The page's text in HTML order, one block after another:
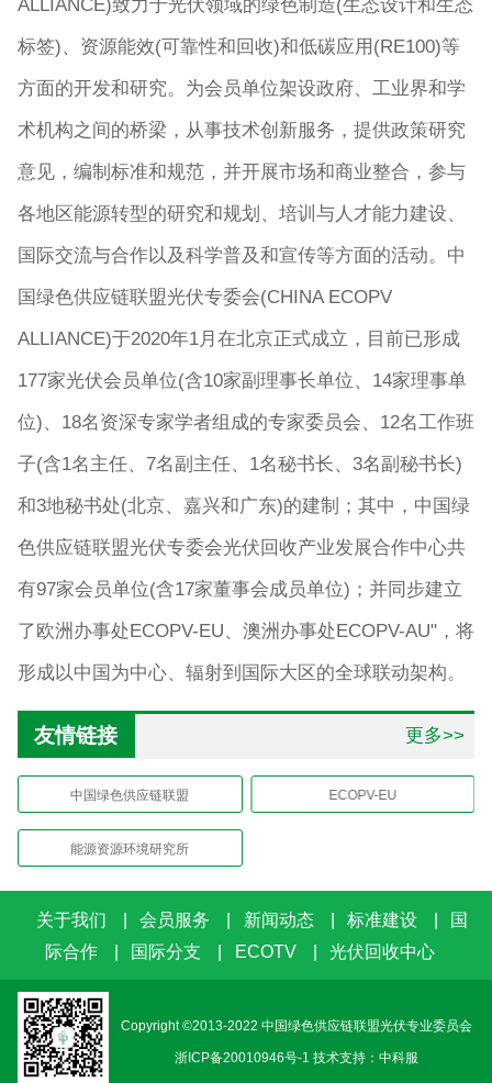
ALLIANCE)致力于光伏领域的绿色制造(生态设计和生态
标签)、资源能效(可靠性和回收)和低碳应用(RE100)等
方面的开发和研究。为会员单位架设政府、工业界和学
术机构之间的桥梁，从事技术创新服务，提供政策研究
意见，编制标准和规范，并开展市场和商业整合，参与
各地区能源转型的研究和规划、培训与人才能力建设、
国际交流与合作以及科学普及和宣传等方面的活动。中
国绿色供应链联盟光伏专委会(CHINA ECOPV
ALLIANCE)于2020年1月在北京正式成立，目前已形成
177家光伏会员单位(含10家副理事长单位、14家理事单
位)、18名资深专家学者组成的专家委员会、12名工作班
子(含1名主任、7名副主任、1名秘书长、3名副秘书长)
和3地秘书处(北京、嘉兴和广东)的建制；其中，中国绿
色供应链联盟光伏专委会光伏回收产业发展合作中心共
有97家会员单位(含17家董事会成员单位)；并同步建立
了欧洲办事处ECOPV-EU、澳洲办事处ECOPV-AU"，将
形成以中国为中心、辐射到国际大区的全球联动架构。
友情链接 更多>>
中国绿色供应链联盟
能源资源环境研究所
ECOPV-EU
关于我们 | 会员服务 | 新闻动态 | 标准建设 |
国
际合作
| 国际分支 | ECOTV | 光伏回收中心
Copyright ©2013-2022 中国绿色供应链联盟光伏专业委员会
浙ICP备20010946号-1 技术支持：中科服